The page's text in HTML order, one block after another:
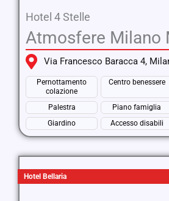
Hotel 4 Stelle
Atmosfere Milano
Via Francesco Baracca 4,
Pernottamento
colazione
Centro benessere
Palestra Piano famiglia
Giardino
Accesso disabili
Hotel Bellaria